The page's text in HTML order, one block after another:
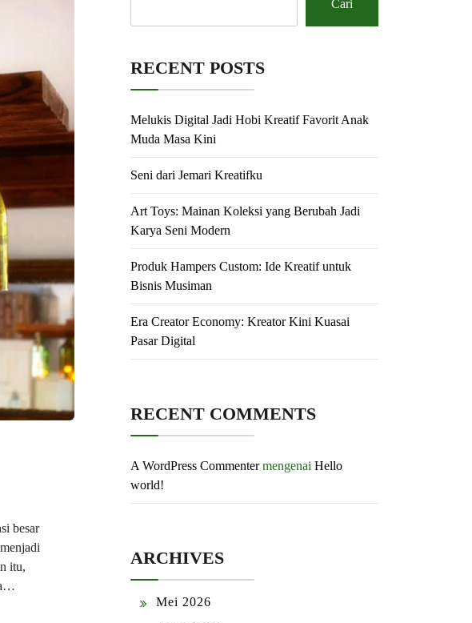
besar
itu,
Cari
RECENT POSTS
Melukis Digital Jadi Hobi Kreatif Favorit Anak
Muda Masa Kini
Seni dari Jemari Kreatifku
Art Toys: Mainan Koleksi yang Berubah Jadi
Karya Seni Modern
Produk Hampers Custom: Ide Kreatif untuk
Bisnis Musiman
Era Creator Economy: Kreator Kini Kuasai
Pasar Digital
RECENT COMMENTS
A WordPress Commentermengenai Hello
world!
ARCHIVES
Mei 2026